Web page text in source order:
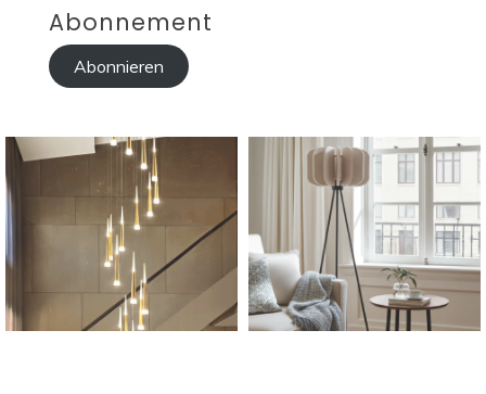
Abonnement
Abonnieren